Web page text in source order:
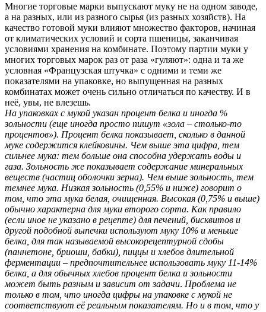
Многие торговые марки выпускают муку не на одном заводе,
а на разных, или из разного сырья (из разных хозяйств). На
качество готовой муки влияют множество факторов, начиная
от климатических условий и сорта пшеницы, заканчивая
условиями хранения на комбинате. Поэтому партии муки у
многих торговых марок раз от раза «гуляют»: одна и та же
условная «Французская штучка» с одними и теми же
показателями на упаковке, но выпущенная на разных
комбинатах может очень сильно отличаться по качеству. И в
неё, увы, не влезешь.
На упаковках с мукой указан процент белка и иногда %
зольности (еще иногда просто пишут «зола – столько-то
процентов»). Процент белка показывает, сколько в данной
муке содержится клейковины. Чем выше эта цифра, тем
сильнее мука: тем больше она способна удержать воды и
газа. Зольность же показывает содержание минеральных
веществ (частиц оболочки зерна). Чем выше зольность, тем
темнее мука. Низкая зольность (0,55% и ниже) говорит о
том, что эта мука белая, очищенная. Высокая (0,75% и выше)
обычно характерна для муки второго сорта. Как правило
(если иное не указано в рецепте) для печений, бисквитов и
другой подобной выпечки используют муку 10% и меньше
белка, для так называемой высокорецептурной сдобы
(паннетоне, бриоши, бабки), пиццы и хлебов длительной
ферментации – предпочтительнее использовать муку 11-14%
белка, а для обычных хлебов процент белка и зольности
может быть разным и зависит от задачи. Проблема не
только в том, что иногда цифры на упаковке с мукой не
соответствуют её реальным показателям. Но и в том, что у